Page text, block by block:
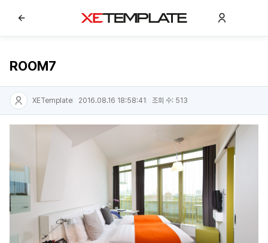
ROOM7
XETemplate 2016.08.16 18:58:41 조회 수: 513